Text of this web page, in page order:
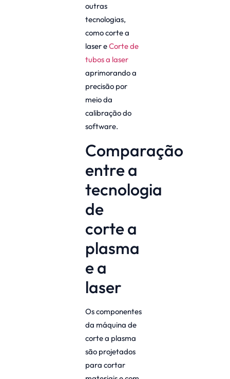
outras
tecnologias,
como corte a
laser eCorte de
tubos a laser
aprimorando a
precisão por
meio da
calibração do
software.
Comparação
entre a
tecnologia
de
corte a
plasma
e a
laser
Os componentes
da máquina de
corte a plasma
são projetados
para cortar